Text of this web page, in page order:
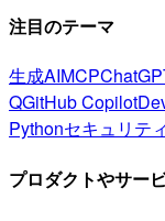
注目のテーマ
生成AIMCP
QGitHub Copilot
Pythonセキュリティ
プロダクトやサー